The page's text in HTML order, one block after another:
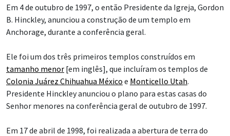
Em 4 de outubro de 1997, o então Presidente da Igreja, Gordon
B. Hinckley, anunciou a construção de um templo em
Anchorage, durante a conferência geral.
Ele foi um dos três primeiros templos construídos em
tamanho menor [em inglês], que incluíram os templos de
Colonia Juárez Chihuahua México e Monticello Utah.
Presidente Hinckley anunciou o plano para estas casas do
Senhor menores na conferência geral de outubro de 1997.
Em 17 de abril de 1998, foi realizada a abertura de terra do